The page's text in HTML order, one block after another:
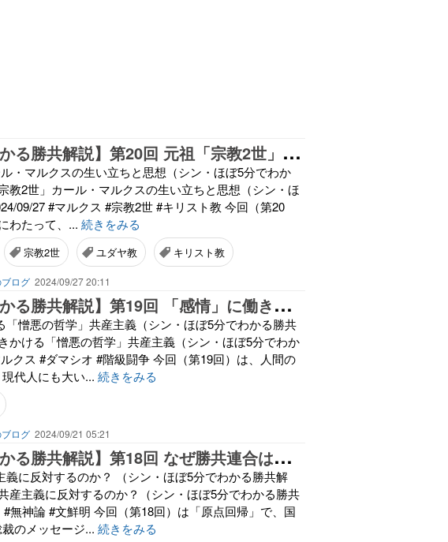
【
シン・ほぼ5分でわかる勝共解説】第20回 元祖「宗教2世」カール・マルクスの生い立ちと思想
・マルクスの生い立ちと思想（シン・ほぼ5分でわか
教2世」カール・マルクスの生い立ちと思想（シン・ほ
09/27 #マルクス #宗教2世 #キリスト教 今回（第20
わたって、... 続きをみる
宗教2世 ユダヤ教 キリスト教
ログ 2024/09/27 20:11
【
シン・ほぼ5分でわかる勝共解説】第19回 「感情」に働きかける「憎悪の哲学」共産主義
「憎悪の哲学」共産主義（シン・ほぼ5分でわかる勝共
かける「憎悪の哲学」共産主義（シン・ほぼ5分でわか
クス #ダマシオ #階級闘争 今回（第19回）は、人間の
代人にも大い... 続きをみる
ログ 2024/09/21 05:21
【
シン・ほぼ5分でわかる勝共解説】第18回 なぜ勝共連合は共産主義に反対するのか？
義に反対するのか？ （シン・ほぼ5分でわかる勝共解
産主義に反対するのか？（シン・ほぼ5分でわかる勝共
無神論 #文鮮明 今回（第18回）は「原点回帰」で、国
のメッセージ... 続きをみる